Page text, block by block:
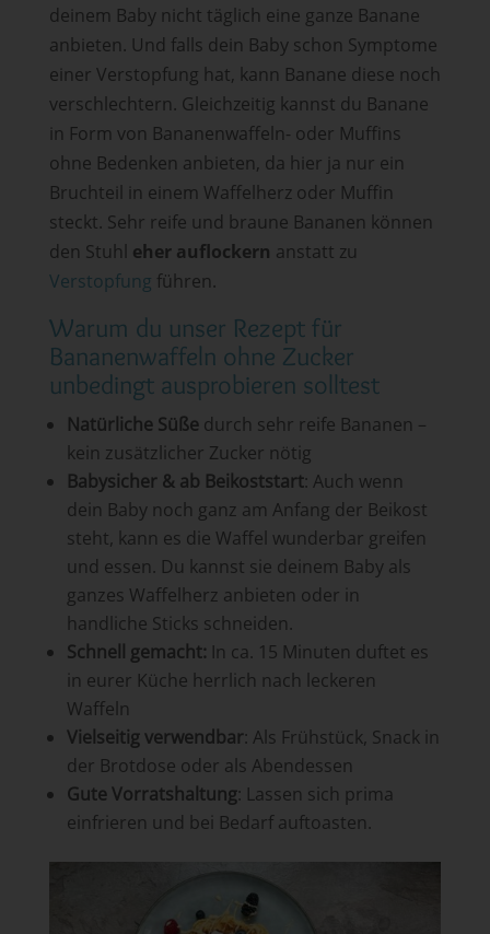
deinem Baby nicht täglich eine ganze Banane
anbieten. Und falls dein Baby schon Symptome
einer Verstopfung hat, kann Banane diese noch
verschlechtern. Gleichzeitig kannst du Banane
in Form von Bananenwaffeln- oder Muffins
ohne Bedenken anbieten, da hier ja nur ein
Bruchteil in einem Waffelherz oder Muffin
steckt. Sehr reife und braune Bananen können
den Stuhl eher auflockern anstatt zu
Verstopfung führen.
Warum du unser Rezept für
Bananenwaffeln ohne Zucker
unbedingt ausprobieren solltest
Natürliche Süßedurch sehr reife Bananen –
kein zusätzlicher Zucker nötig
Babysicher & ab Beikoststart: Auch wenn
dein Baby noch ganz am Anfang der Beikost
steht, kann es die Waffel wunderbar greifen
und essen. Du kannst sie deinem Baby als
ganzes Waffelherz anbieten oder in
handliche Sticks schneiden.
Schnell gemacht: In ca. 15 Minuten duftet es
in eurer Küche herrlich nach leckeren
Waffeln
Vielseitig verwendbar: Als Frühstück, Snack in
der Brotdose oder als Abendessen
Gute Vorratshaltung: Lassen sich prima
einfrieren und bei Bedarf auftoasten.